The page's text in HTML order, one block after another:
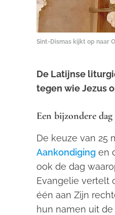
Sint-Dismas kijkt op naar
De Latijnse
tegen wie Jezus
Een bijzondere dag
De keuze van 25
Aankondiging en
ook de dag
Evangelie vertelt
één aan Zijn
hun namen uit de